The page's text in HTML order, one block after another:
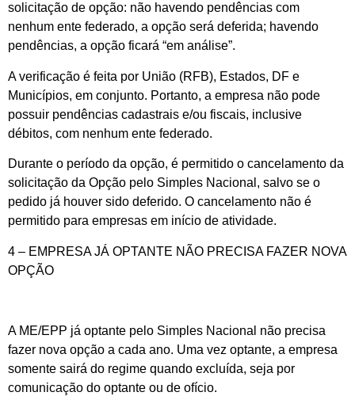
solicitação de opção: não havendo pendências com
nenhum ente federado, a opção será deferida; havendo
pendências, a opção ficará “em análise”.
A verificação é feita por União (RFB), Estados, DF e
Municípios, em conjunto. Portanto, a empresa não pode
possuir pendências cadastrais e/ou fiscais, inclusive
débitos, com nenhum ente federado.
Durante o período da opção, é permitido o cancelamento da
solicitação da Opção pelo Simples Nacional, salvo se o
pedido já houver sido deferido. O cancelamento não é
permitido para empresas em início de atividade.
4 – EMPRESA JÁ OPTANTE NÃO PRECISA FAZER NOVA
OPÇÃO
A ME/EPP já optante pelo Simples Nacional não precisa
fazer nova opção a cada ano. Uma vez optante, a empresa
somente sairá do regime quando excluída, seja por
comunicação do optante ou de ofício.